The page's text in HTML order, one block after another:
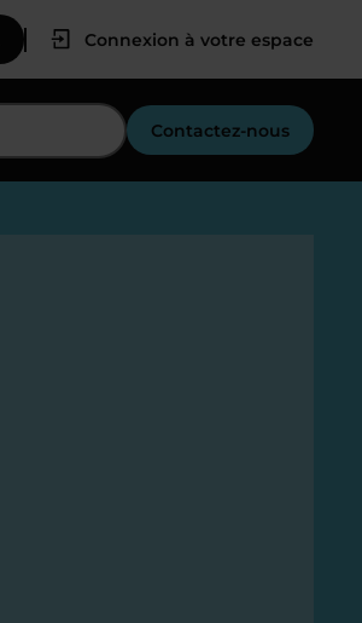
Connexion à votre espace
Contactez-nous